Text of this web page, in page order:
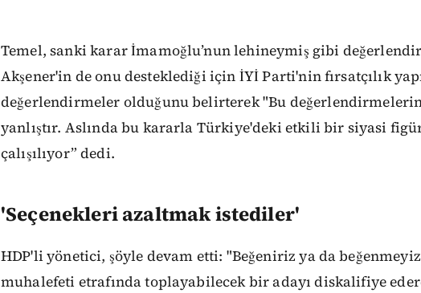
Temel, sanki karar İmamoğlu’nun lehineymiş gibi
Akşener'in de onu desteklediği için İYİ Parti'nin fırsatçılık
değerlendirmeler olduğunu belirterek "Bu
yanlıştır. Aslında bu kararla Türkiye'deki etkili bir siyasi figür
çalışılıyor” dedi.
'Seçenekleri azaltmak istediler'
HDP'li yönetici, şöyle devam etti: "Beğeniriz ya da
muhalefeti etrafında toplayabilecek bir adayı diskalifiye